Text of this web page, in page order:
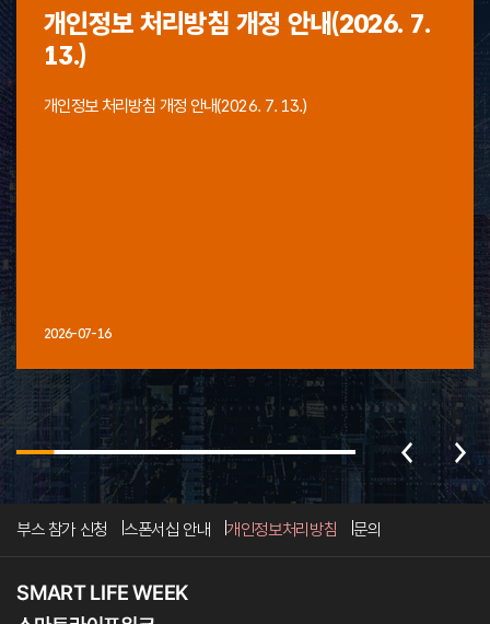
개인정보 처리방침 개정 안내(2026. 7.
13.)
개인정보 처리방침 개정 안내(2026. 7. 13.)
2026-07-16
부스 참가 신청 스폰서십 안내 개인정보처리방침 문의